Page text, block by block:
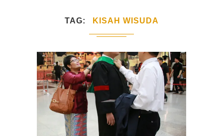
TAG KISAH WISUDA